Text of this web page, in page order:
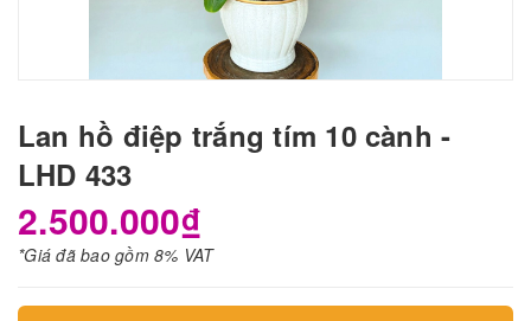
Lan hồ điệp trắng tím 10 cành -
LHD 433
2.500.000₫
*Giá đã bao gồm 8% VAT